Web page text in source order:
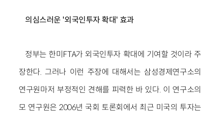
의심스러운 '외국인투자 확대' 효과
정부는 한미FTA가 외국인투자 확대에 기여할 것이라 주
장한다. 그러나 이런 주장에 대해서는 삼성경제연구소의
연구원마저 부정적인 견해를 피력한 바 있다. 이 연구소의
모 연구원은 2006년 국회 토론회에서 최근 미국의 투자는